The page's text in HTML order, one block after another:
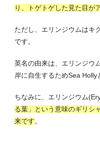
り、トゲトゲした見た目が
ただし、エリンジウムはキ
です。
英名の由来は、エリンジウ
岸に自生するためSea Holly
ちなみに、エリンジウム
る葉」という意味のギリシ
来です。